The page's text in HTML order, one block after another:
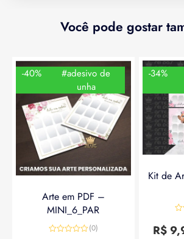
Você pode gostar
-40%
#adesivo de
unha
Arte em PDF –
MINI_6_PAR
(0)
-34%
Kit de
0
de
R$